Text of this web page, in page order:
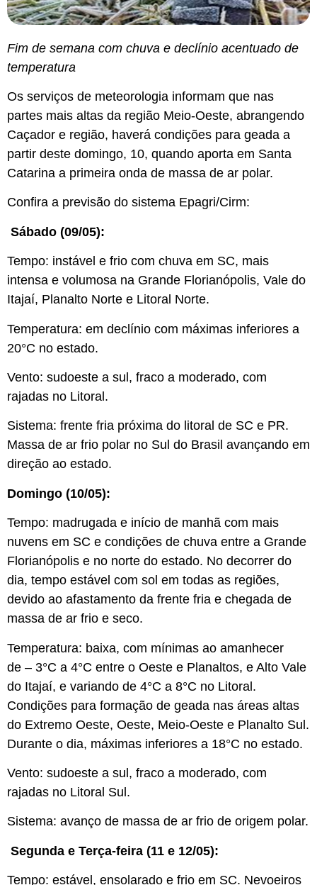
Fim de semana com chuva e declínio acentuado de
temperatura
Os serviços de meteorologia informam que nas
partes mais altas da região Meio-Oeste, abrangendo
Caçador e região, haverá condições para geada a
partir deste domingo, 10, quando aporta em Santa
Catarina a primeira onda de massa de ar polar.
Confira a previsão do sistema Epagri/Cirm:
Sábado (09/05):
Tempo: instável e frio com chuva em SC, mais
intensa e volumosa na Grande Florianópolis, Vale do
Itajaí, Planalto Norte e Litoral Norte.
Temperatura: em declínio com máximas inferiores a
20°C no estado.
Vento: sudoeste a sul, fraco a moderado, com
rajadas no Litoral.
Sistema: frente fria próxima do litoral de SC e PR.
Massa de ar frio polar no Sul do Brasil avançando em
direção ao estado.
Domingo (10/05):
Tempo: madrugada e início de manhã com mais
nuvens em SC e condições de chuva entre a Grande
Florianópolis e no norte do estado. No decorrer do
dia, tempo estável com sol em todas as regiões,
devido ao afastamento da frente fria e chegada de
massa de ar frio e seco.
Temperatura: baixa, com mínimas ao amanhecer
de – 3°C a 4°C entre o Oeste e Planaltos, e Alto Vale
do Itajaí, e variando de 4°C a 8°C no Litoral.
Condições para formação de geada nas áreas altas
do Extremo Oeste, Oeste, Meio-Oeste e Planalto Sul.
Durante o dia, máximas inferiores a 18°C no estado.
Vento: sudoeste a sul, fraco a moderado, com
rajadas no Litoral Sul.
Sistema: avanço de massa de ar frio de origem polar.
Segunda e Terça-feira (11 e 12/05):
Tempo: estável, ensolarado e frio em SC. Nevoeiros